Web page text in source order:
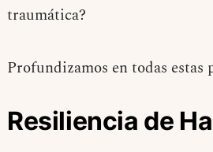
traumática?
Profundizamos en todas estas
Resiliencia de